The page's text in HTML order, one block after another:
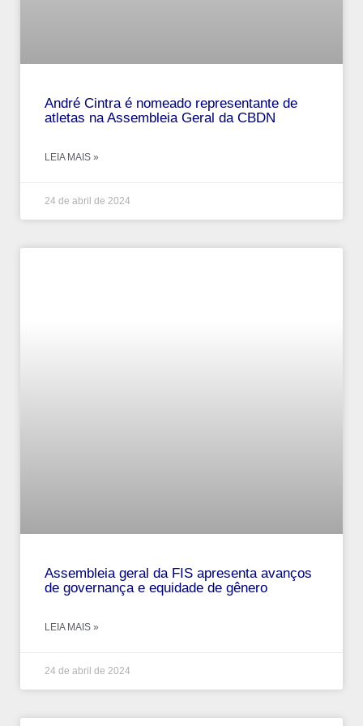
André‌ ‌Cintra‌ ‌é‌ ‌nomeado‌ ‌representante‌ ‌de‌
‌atletas‌ ‌na‌ ‌Assembleia‌ ‌Geral‌ ‌da‌ ‌CBDN‌
LEIA MAIS »
24 de abril de 2024
Assembleia geral da FIS apresenta avanços
de governança e equidade de gênero
LEIA MAIS »
24 de abril de 2024